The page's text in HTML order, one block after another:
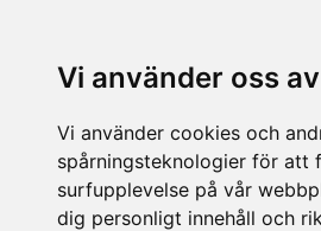
Vi använder oss
Vi använder cookies och
spårningsteknologier för att
surfupplevelse på vår
dig personligt innehåll och